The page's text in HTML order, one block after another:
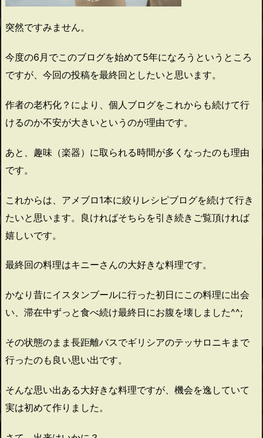
突然ですみません。
今度の6月でこのブログを始めて5年になろうというところ
ですが、今回の投稿を最終回としたいと思います。
作者の老朽化？により、個人ブログをこれからも続けて行
けるのか不安が大きいというのが理由です。
あと、趣味（楽器）に取られる時間が多くなったのも理由
です。
これからは、アメブロ1本に絞りレシピブログを続けて行き
たいと思います。良ければそちらを引き続きご覧頂ければ
嬉しいです。
最終回の料理はキニーさんの大好きな料理です。
かなり昔にイスタンブールに行った初日にこの料理に出会
い、滞在中ずっと食べ続け最終日にお腹を壊しました^^;
その状態のまま長距離バスでギリシアのテッサロニキまで
行ったのも良い思い出です。
そんな思い出ある大好きな料理ですが、機会を逸していて
実は初めて作りました。